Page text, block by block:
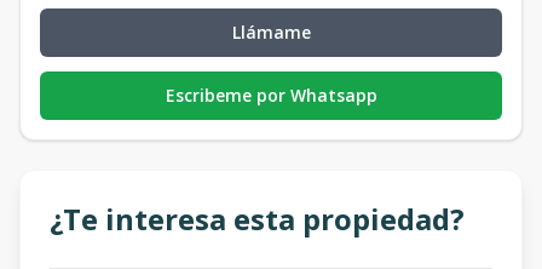
Llámame
Escribeme por Whatsapp
¿Te interesa esta propiedad?